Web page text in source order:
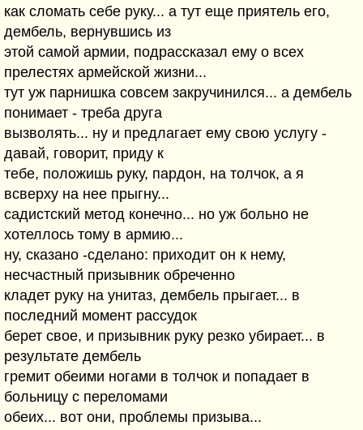
как сломать себе руку... а тут еще приятель его,
дембель, вернувшись из
этой самой армии, подрассказал ему о всех
прелестях армейской жизни...
тут уж парнишка совсем закручинился... а дембель
понимает - треба друга
вызволять... ну и предлагает ему свою услугу -
давай, говорит, приду к
тебе, положишь руку, пардон, на толчок, а я
всверху на нее прыгну...
садистский метод конечно... но уж больно не
хотеллось тому в армию...
ну, сказано -сделано: приходит он к нему,
несчастный призывник обреченно
кладет руку на унитаз, дембель прыгает... в
последний момент рассудок
берет свое, и призывник руку резко убирает... в
результате дембель
гремит обеими ногами в толчок и попадает в
больницу с переломами
обеих... вот они, проблемы призыва...